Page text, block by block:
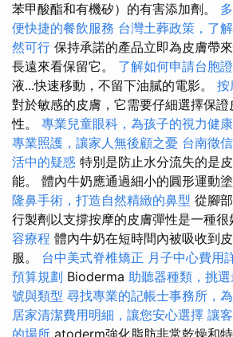
苯甲酸酯和有機矽）的有害添加劑。
便快捷的餐飲服務 台灣土葬政策，了
然可行 保持承諾的產品立即為皮膚帶
長遠來看保留它。 了解如何申請台胞證
液...快速移動，不留下油膩的電影。 按
對於敏感的皮膚，它需要仔細選擇保
性。 專業兒童眼科，為孩子的視力健
專業照護，讓家人無後顧之憂 台南徵
活中的疑惑 特別是防止水分流失的是
能。 體內牛奶應通過細小的圓形運動塗
隆鼻手術，打造自然精緻的鼻型 從腳
行製劑以支撐按摩的皮膚彈性是一種很
容療程 體內牛奶在短時間內被吸收到
服。 台中美式脊椎矯正 月子中心費用
預算規劃 Bioderma 助聽器種類，挑
號與類型 尋找專業的記帳士事務所，
居家清潔費用明細，讓您安心選擇 讓
的場所 atoderm強化脂肪非常乾燥和